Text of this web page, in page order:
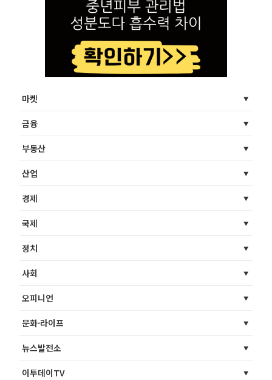
마켓
금융
부동산
산업
경제
국제
정치
사회
오피니언
문화·라이프
뉴스발전소
이투데이TV